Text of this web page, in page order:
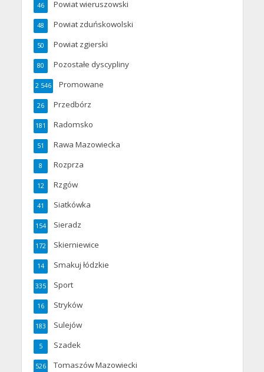
Powiat wieruszowski
46
Powiat zduńskowolski
48
Powiat zgierski
50
Pozostałe dyscypliny
80
Promowane
2 546
Przedbórz
26
Radomsko
181
Rawa Mazowiecka
51
Rozprza
8
Rzgów
12
Siatkówka
41
Sieradz
154
Skierniewice
172
Smakuj łódzkie
14
Sport
335
Stryków
16
Sulejów
183
Szadek
5
Tomaszów Mazowiecki
526